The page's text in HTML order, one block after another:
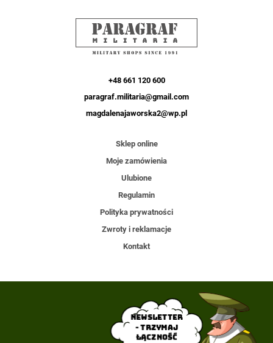
+48 661 120 600
paragraf.militaria@gmail.com
magdalenajaworska2@wp.pl
Sklep online
Moje zamówienia
Ulubione
Regulamin
Polityka prywatności
Zwroty i reklamacje
Kontakt
Newsletter
- trzymaj
łączność